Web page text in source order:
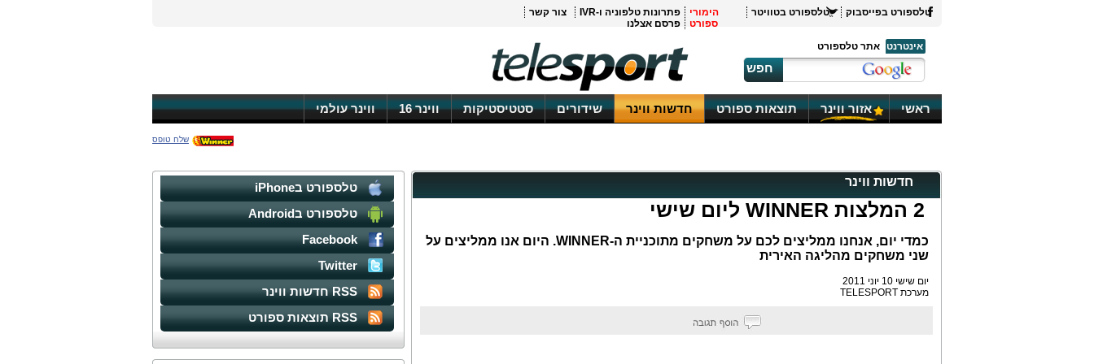
טלספורט בפייסבוק טלספורט בטוויטר
הימורי
ספורט
פתרונות טלפוניה ו-IVR
צור קשר
פרסם אצלנו
אינטרנט
אתר טלספורט
חפש
ראשי אזור ווינר תוצאות ספורט חדשות ווינר שידורים סטטיסטיקות ווינר 16 ווינר עולמי
שלח טופס
חדשות ווינר
2 המלצות WINNER ליום שישי
כמדי יום, אנחנו ממליצים לכם על משחקים מתוכניית ה-WINNER. היום אנו ממליצים על
שני משחקים מהליגה האירית
יום שישי 10 יוני 2011
מערכת TELESPORT
טלספורט בiPhone
טלספורט בAndroid
Facebook
Twitter
RSS חדשות ווינר
RSS תוצאות ספורט